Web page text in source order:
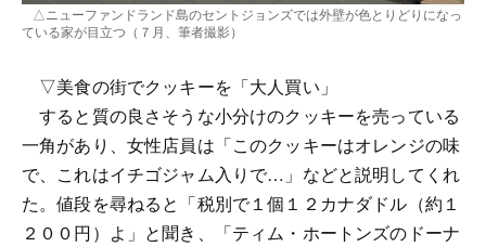
△ニューファンドランド島のセントジョンズでは外壁が色とりどりになっ
ている家が目立つ（７月、筆者撮影）
▽美食の街でクッキーを「大人買い」
すると質の良さそうな小分けのクッキーを売っている
一角があり、女性店員は「このクッキーはオレンジの味
で、これはイチゴジャム入りで…」などと説明してくれ
た。値段を尋ねると「税別で１個１２カナダドル（約１
２００円）よ」と聞き、「ティム・ホートンズのドーナ